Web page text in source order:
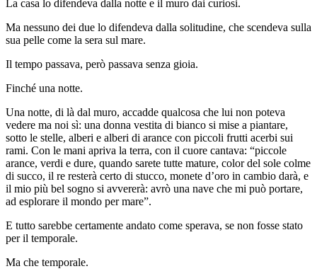
La casa lo difendeva dalla notte e il muro dai curiosi.
Ma nessuno dei due lo difendeva dalla solitudine, che scendeva sulla
sua pelle come la sera sul mare.
Il tempo passava, però passava senza gioia.
Finché una notte.
Una notte, di là dal muro, accadde qualcosa che lui non poteva
vedere ma noi sì: una donna vestita di bianco si mise a piantare,
sotto le stelle, alberi e alberi di arance con piccoli frutti acerbi sui
rami. Con le mani apriva la terra, con il cuore cantava: “piccole
arance, verdi e dure, quando sarete tutte mature, color del sole colme
di succo, il re resterà certo di stucco, monete d’oro in cambio darà, e
il mio più bel sogno si avvererà: avrò una nave che mi può portare,
ad esplorare il mondo per mare”.
E tutto sarebbe certamente andato come sperava, se non fosse stato
per il temporale.
Ma che temporale.